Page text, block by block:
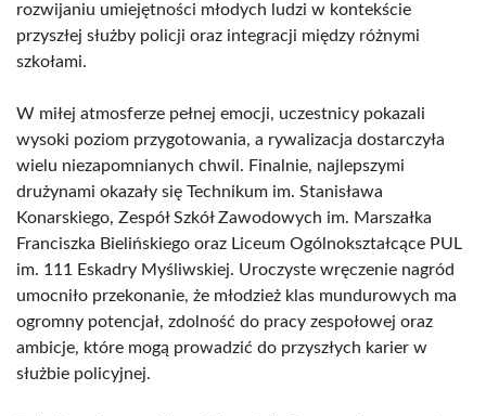
rozwijaniu umiejętności młodych ludzi w kontekście
przyszłej służby policji oraz integracji między różnymi
szkołami.
W miłej atmosferze pełnej emocji, uczestnicy pokazali
wysoki poziom przygotowania, a rywalizacja dostarczyła
wielu niezapomnianych chwil. Finalnie, najlepszymi
drużynami okazały się Technikum im. Stanisława
Konarskiego, Zespół Szkół Zawodowych im. Marszałka
Franciszka Bielińskiego oraz Liceum Ogólnokształcące PUL
im. 111 Eskadry Myśliwskiej. Uroczyste wręczenie nagród
umocniło przekonanie, że młodzież klas mundurowych ma
ogromny potencjał, zdolność do pracy zespołowej oraz
ambicje, które mogą prowadzić do przyszłych karier w
służbie policyjnej.